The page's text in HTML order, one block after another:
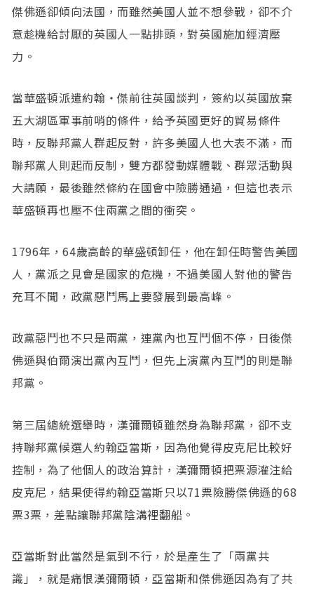
傑佛遜卻傾向法國，而雖然美國人並不想參戰，卻不介
意趁機給討厭的英國人一點排頭，對英國施加經濟壓
力。
當華盛頓派遣約翰・傑前往英國談判，簽約以英國放棄
五大湖區軍事前哨的條件，給予英國更好的貿易條件
時，反聯邦黨人群起反對，許多美國人也大表不滿，而
聯邦黨人則起而反制，雙方都發動媒體戰、群眾活動與
大請願，最後雖然條約在國會中險勝通過，但這也表示
華盛頓再也壓不住兩黨之間的衝突。
1796年，64歲高齡的華盛頓卸任，他在卸任時警告美國
人，黨派之見會是國家的危機，不過美國人對他的警告
充耳不聞，政黨惡鬥馬上要發展到最高峰。
政黨惡鬥也不只是兩黨，連黨內也互鬥個不停，日後傑
佛遜與伯爾演出黨內互鬥，但先上演黨內互鬥的則是聯
邦黨。
第三屆總統選舉時，漢彌爾頓雖然身為聯邦黨，卻不支
持聯邦黨候選人約翰亞當斯，因為他覺得皮克尼比較好
控制，為了他個人的政治算計，漢彌爾頓把票源灌注給
皮克尼，結果使得約翰亞當斯只以71票險勝傑佛遜的68
票3票，差點讓聯邦黨陰溝裡翻船。
亞當斯對此當然是氣到不行，於是產生了「兩黨共
識」，就是痛恨漢彌爾頓，亞當斯和傑佛遜因為有了共